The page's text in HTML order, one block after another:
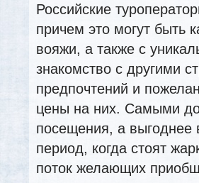
Российские
причем это могут быть
вояжи, а также с
знакомство с другими
предпочтений и
цены на них. Самыми
посещения, а выгоднее
период, когда стоят
поток желающих